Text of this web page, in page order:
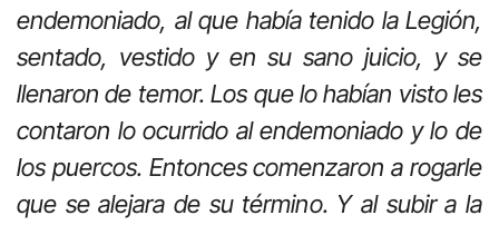
endemoniado, al que había tenido la Legión,
sentado, vestido y en su sano juicio, y se
llenaron de temor. Los que lo habían visto les
contaron lo ocurrido al endemoniado y lo de
los puercos. Entonces comenzaron a rogarle
que se alejara de su término. Y al subir a la